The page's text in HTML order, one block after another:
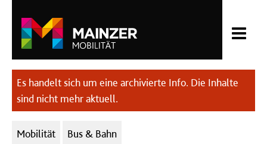
Es handelt sich um eine archivierte Info. Die Inhalte
sind nicht mehr aktuell.
Kategorien:
Mobilität
Bus & Bahn